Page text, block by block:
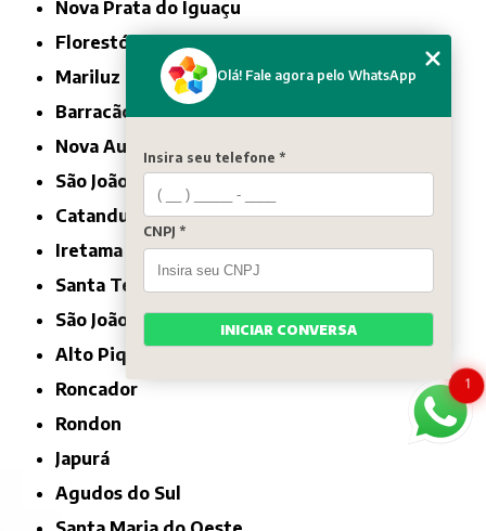
Nova Prata do Iguaçu
Florestópolis
Mariluz
Barracão
Nova Aurora
São João
Catanduvas
Iretama
Santa Tereza do Oeste
São João do Ivaí
Alto Piquiri
Roncador
Rondon
Japurá
Agudos do Sul
1
Olá! Fale agora pelo WhatsApp
Insira seu telefone *
CNPJ *
INICIAR CONVERSA